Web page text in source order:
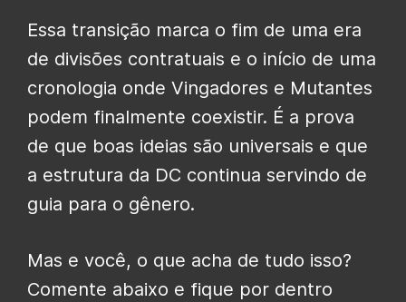
Essa transição marca o fim de uma era
de divisões contratuais e o início de uma
cronologia onde Vingadores e Mutantes
podem finalmente coexistir. É a prova
de que boas ideias são universais e que
a estrutura da DC continua servindo de
guia para o gênero.
Mas e você, o que acha de tudo isso?
Comente abaixo e fique por dentro